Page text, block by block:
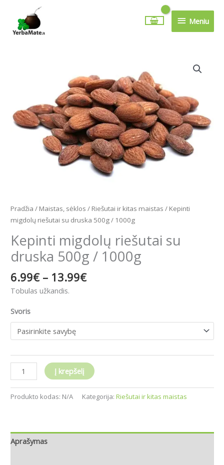
turinio
Meniu
Meniu
Pradžia / Maistas, sėklos / Riešutai ir kitas maistas / Kepinti
migdolų riešutai su druska 500g / 1000g
Kepinti migdolų riešutai su
druska 500g / 1000g
6.99€ – 13.99€
6.99€
through
13.99€
Tobulas užkandis.
Svoris
riešutai
su
druska
Į krepšelį
Produkto kodas: N/A Kategorija: Riešutai ir kitas maistas
Aprašymas